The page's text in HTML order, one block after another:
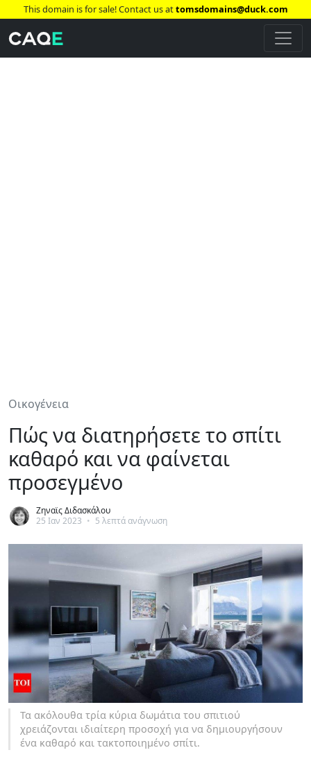
This domain is for sale! Contact us attomsdomains@duck.com
Οικογένεια
Πώς να διατηρήσετε το σπίτι
καθαρό και να φαίνεται
προσεγμένο
Ζηναϊς Διδασκάλου
25 Ιαν 2023 • 5 λεπτά ανάγνωση
Τα ακόλουθα τρία κύρια δωμάτια του σπιτιού
χρειάζονται ιδιαίτερη προσοχή για να δημιουργήσουν
ένα καθαρό και τακτοποιημένο σπίτι.